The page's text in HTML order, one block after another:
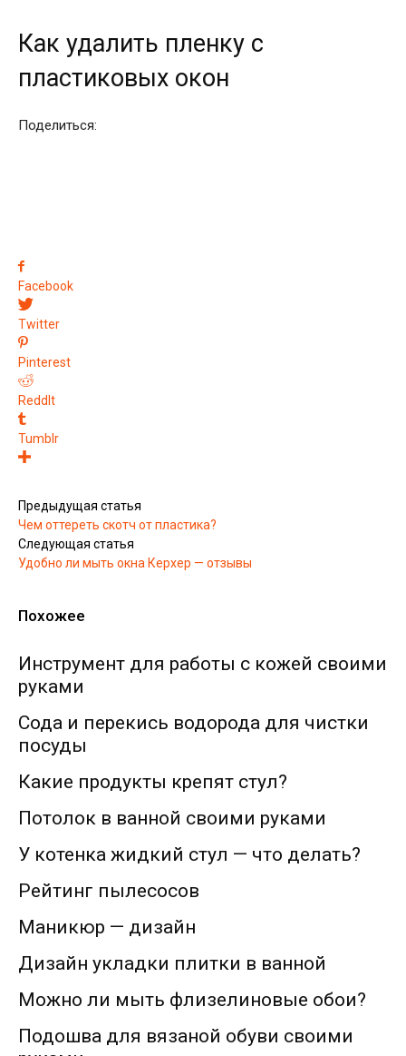
Как удалить пленку с
пластиковых окон
Поделиться:
Facebook
Twitter
Pinterest
ReddIt
Tumblr
Предыдущая статья
Чем оттереть скотч от пластика?
Следующая статья
Удобно ли мыть окна Керхер — отзывы
Похожее
Инструмент для работы с кожей своими
руками
Сода и перекись водорода для чистки
посуды
Какие продукты крепят стул?
Потолок в ванной своими руками
У котенка жидкий стул — что делать?
Рейтинг пылесосов
Маникюр — дизайн
Дизайн укладки плитки в ванной
Можно ли мыть флизелиновые обои?
Подошва для вязаной обуви своими